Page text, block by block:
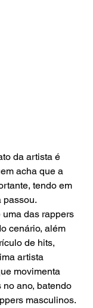
da artista é
acha que a
tendo em
passou.
das rappers
cenário, além
de hits,
artista
movimenta
no ano, batendo
masculinos.